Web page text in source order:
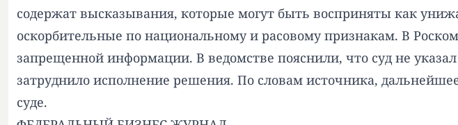
содержат высказывания, которые могут быть восприняты как
оскорбительные по национальному и расовому признакам. В
запрещенной информации. В ведомстве пояснили, что суд не
затруднило исполнение решения. По словам источника,
суде.